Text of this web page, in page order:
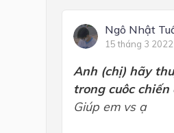
Ngô Nhật
15 tháng 3
Anh (chị) hãy
trong cuôc
Giúp em vs ạ